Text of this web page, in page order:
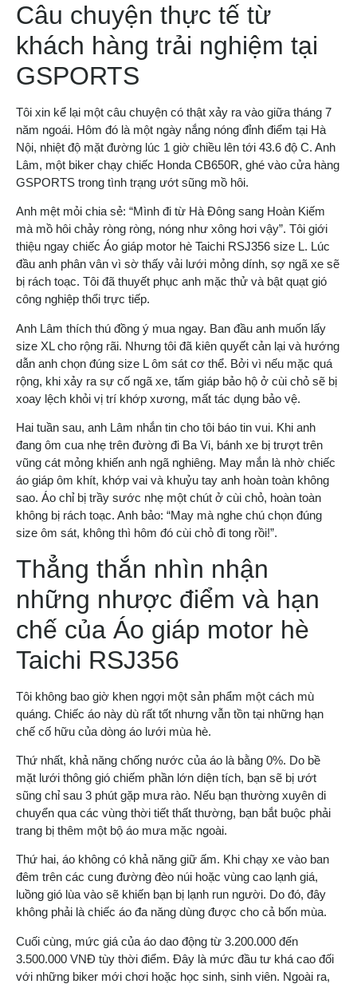
Câu chuyện thực tế từ
khách hàng trải nghiệm tại
GSPORTS
Tôi xin kể lại một câu chuyện có thật xảy ra vào giữa tháng 7
năm ngoái. Hôm đó là một ngày nắng nóng đỉnh điểm tại Hà
Nội, nhiệt độ mặt đường lúc 1 giờ chiều lên tới 43.6 độ C. Anh
Lâm, một biker chạy chiếc Honda CB650R, ghé vào cửa hàng
GSPORTS trong tình trạng ướt sũng mồ hôi.
Anh mệt mỏi chia sẻ: “Mình đi từ Hà Đông sang Hoàn Kiếm
mà mồ hôi chảy ròng ròng, nóng như xông hơi vậy”. Tôi giới
thiệu ngay chiếc Áo giáp motor hè Taichi RSJ356 size L. Lúc
đầu anh phân vân vì sờ thấy vải lưới mỏng dính, sợ ngã xe sẽ
bị rách toạc. Tôi đã thuyết phục anh mặc thử và bật quạt gió
công nghiệp thổi trực tiếp.
Anh Lâm thích thú đồng ý mua ngay. Ban đầu anh muốn lấy
size XL cho rộng rãi. Nhưng tôi đã kiên quyết cản lại và hướng
dẫn anh chọn đúng size L ôm sát cơ thể. Bởi vì nếu mặc quá
rộng, khi xảy ra sự cố ngã xe, tấm giáp bảo hộ ở cùi chỏ sẽ bị
xoay lệch khỏi vị trí khớp xương, mất tác dụng bảo vệ.
Hai tuần sau, anh Lâm nhắn tin cho tôi báo tin vui. Khi anh
đang ôm cua nhẹ trên đường đi Ba Vi, bánh xe bị trượt trên
vũng cát mỏng khiến anh ngã nghiêng. May mắn là nhờ chiếc
áo giáp ôm khít, khớp vai và khuỷu tay anh hoàn toàn không
sao. Áo chỉ bị trầy sước nhẹ một chút ở cùi chỏ, hoàn toàn
không bị rách toạc. Anh bảo: “May mà nghe chú chọn đúng
size ôm sát, không thì hôm đó cùi chỏ đi tong rồi!”.
Thẳng thắn nhìn nhận
những nhược điểm và hạn
chế của Áo giáp motor hè
Taichi RSJ356
Tôi không bao giờ khen ngợi một sản phẩm một cách mù
quáng. Chiếc áo này dù rất tốt nhưng vẫn tồn tại những hạn
chế cố hữu của dòng áo lưới mùa hè.
Thứ nhất, khả năng chống nước của áo là bằng 0%. Do bề
mặt lưới thông gió chiếm phần lớn diện tích, bạn sẽ bị ướt
sũng chỉ sau 3 phút gặp mưa rào. Nếu bạn thường xuyên di
chuyển qua các vùng thời tiết thất thường, bạn bắt buộc phải
trang bị thêm một bộ áo mưa mặc ngoài.
Thứ hai, áo không có khả năng giữ ấm. Khi chạy xe vào ban
đêm trên các cung đường đèo núi hoặc vùng cao lạnh giá,
luồng gió lùa vào sẽ khiến bạn bị lạnh run người. Do đó, đây
không phải là chiếc áo đa năng dùng được cho cả bốn mùa.
Cuối cùng, mức giá của áo dao động từ 3.200.000 đến
3.500.000 VNĐ tùy thời điểm. Đây là mức đầu tư khá cao đối
với những biker mới chơi hoặc học sinh, sinh viên. Ngoài ra,